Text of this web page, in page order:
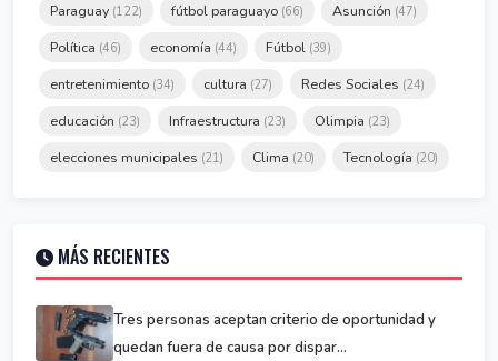
Paraguay (122) fútbol paraguayo (66) Asunción (47)
Política (46) economía (44) Fútbol (39)
entretenimiento (34) cultura (27) Redes Sociales (24)
educación (23) Infraestructura (23) Olimpia (23)
elecciones municipales (21) Clima (20) Tecnología (20)
MÁS RECIENTES
Tres personas aceptan criterio de oportunidad y
quedan fuera de causa por dispar...